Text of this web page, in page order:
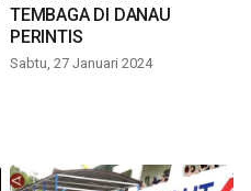
TEMBAGA DI DANAU
PERINTIS
Sabtu, 27 Januari 2024